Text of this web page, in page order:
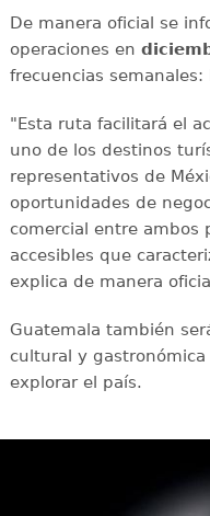
De manera oficial se
operaciones en
frecuencias
"Esta ruta facilitará el
uno de los destinos
representativos de
oportunidades de
comercial entre ambos
accesibles que
explica de manera
Guatemala también
cultural y
explorar el país.